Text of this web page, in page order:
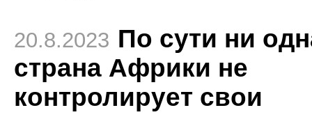
20.8.2023 По сути ни
страна Африки не
контролирует свои